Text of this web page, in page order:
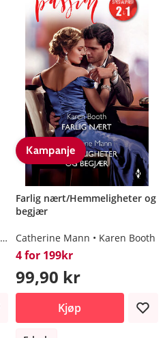
Alison Roberts Catherine Mann
Kampanje
Farlig nært/Hemmeligheter og
begjær
Catherine Mann Karen Booth
4 for 199kr
99,90 kr
Kjøp